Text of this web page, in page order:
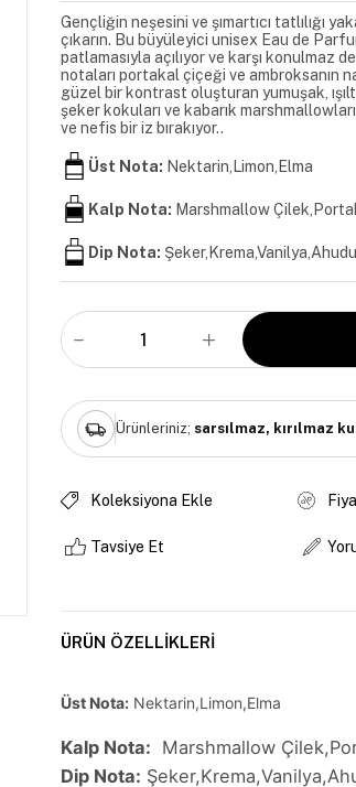
Gençliğin neşesini ve şımartıcı tatlılığı
çıkarın. Bu büyüleyici unisex Eau de
patlamasıyla açılıyor ve karşı konulmaz
notaları portakal çiçeği ve ambroksanın
güzel bir kontrast oluşturan yumuşak,
şeker kokuları ve kabarık
ve nefis bir iz bırakıyor..
Üst Nota: Nektarin,Limon,Elma
Kalp Nota: Marshmallow
Dip Nota:
Ürünleriniz; sarsılmaz, kırılmaz
Koleksiyona Ekle
Tavsiye Et
ÜRÜN ÖZELLIKLERI
Üst Nota: Nektarin,Limon,Elma
Kalp Nota: Marshmallow
Dip Nota: